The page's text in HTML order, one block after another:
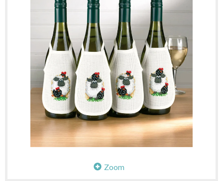
Zoom